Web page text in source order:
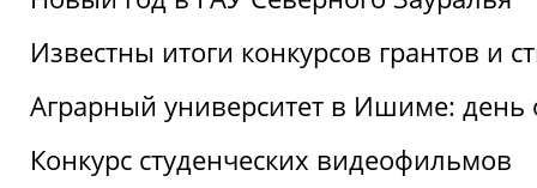
Известны итоги конкурсов грантов и
Аграрный университет в Ишиме: день
Конкурс студенческих видеофильмов